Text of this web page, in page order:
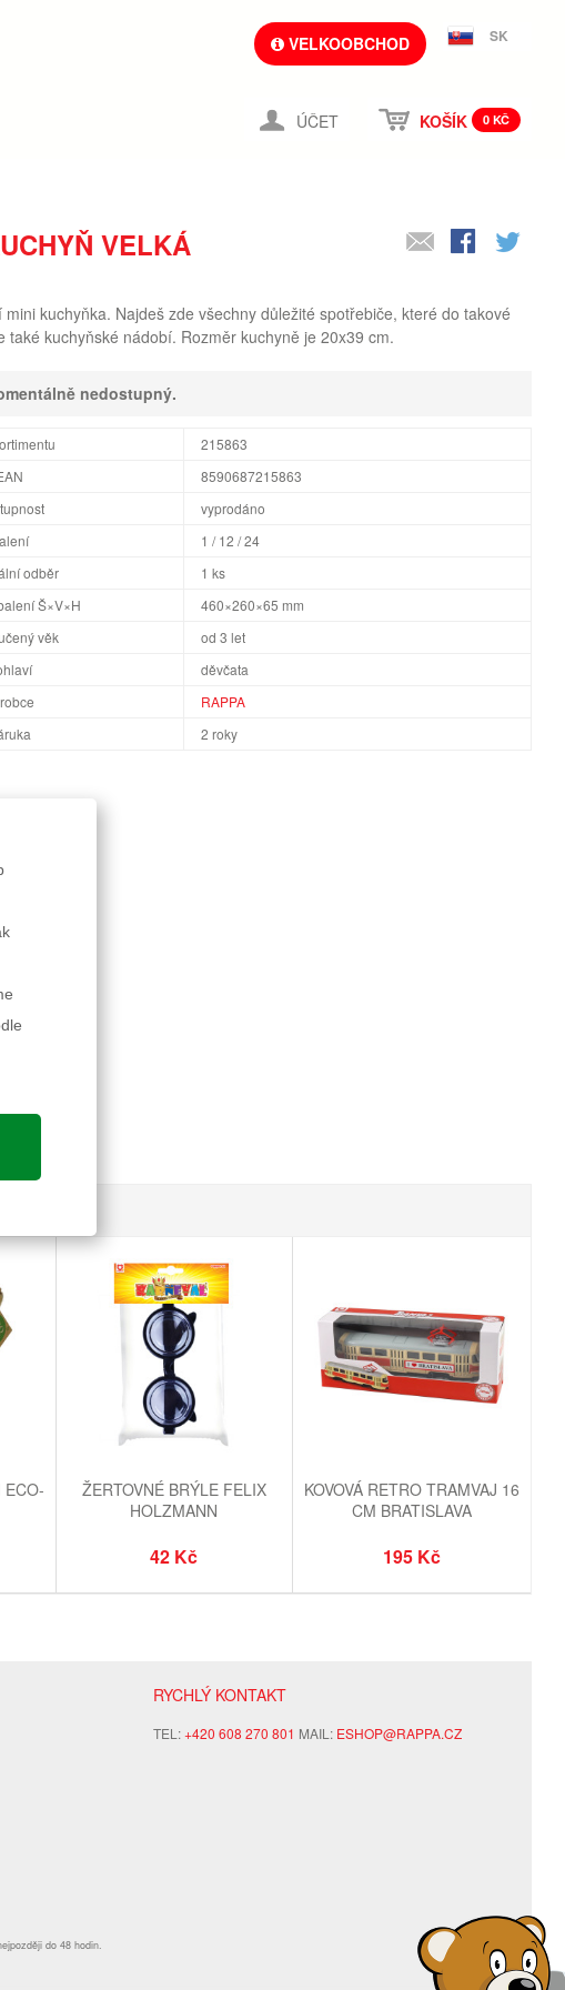
VELKOOBCHOD SK
ÚČET KOŠÍK 0 KČ
VELKÁ
kuchyňka. Najdeš zde všechny důležité spotřebiče, které do takové
také kuchyňské nádobí. Rozměr kuchyně je 20x39 cm.
nedostupný.
215863
8590687215863
vyprodáno
1 / 12 / 24
odběr
1 ks
Š×V×H
460×260×65 mm
věk
od 3 let
děvčata
RAPPA
2 roky
ECO-
ŽERTOVNÉ BRÝLE FELIX
HOLZMANN
42 Kč
KOVOVÁ RETRO TRAMVAJ 16
CM BRATISLAVA
195 Kč
RYCHLÝ KONTAKT
TEL:+420 608 270 801 MAIL: ESHOP@RAPPA.CZ
do 48 hodin.